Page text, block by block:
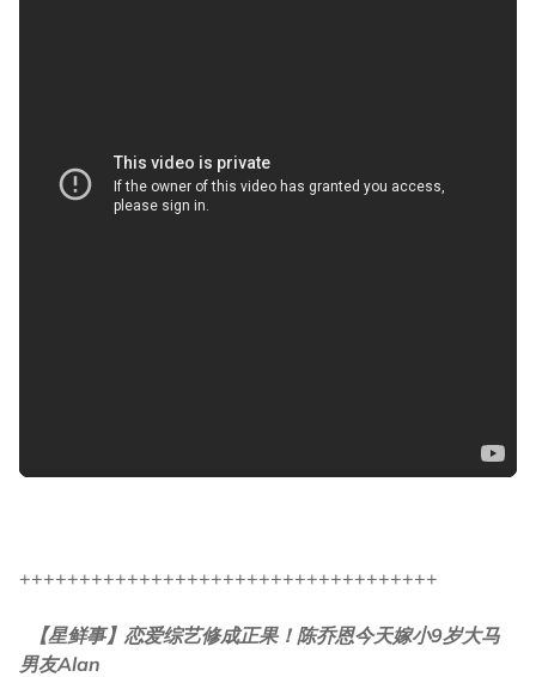
+++++++++++++++++++++++++++++++++++
【星鲜事】恋爱综艺修成正果！陈乔恩今天嫁小9岁大马
男友Alan